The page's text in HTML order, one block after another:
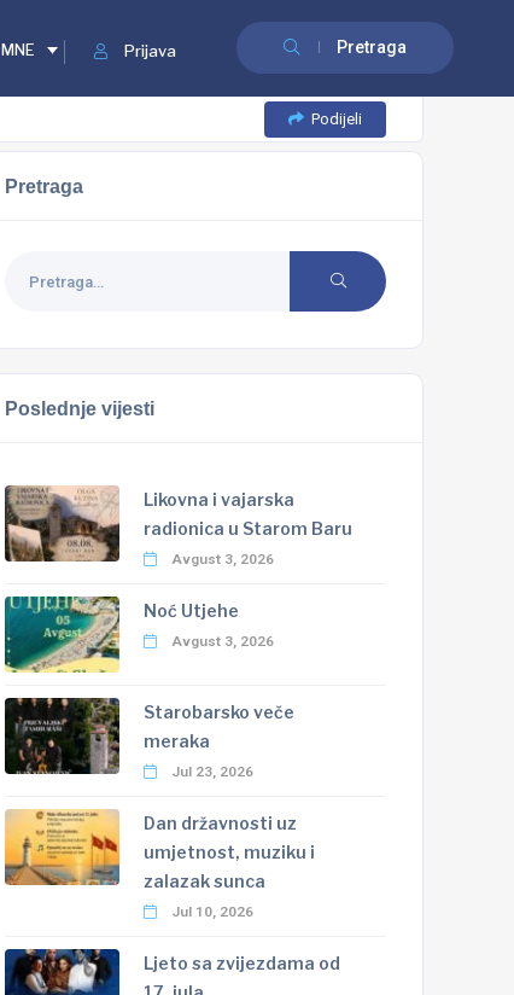
Pretraga
Prijava
MNE
Podijeli
Pretraga
Poslednje vijesti
Likovna i vajarska
radionica u Starom Baru
Avgust 3, 2026
Noć Utjehe
Avgust 3, 2026
Starobarsko veče
meraka
Jul 23, 2026
Dan državnosti uz
umjetnost, muziku i
zalazak sunca
Jul 10, 2026
Ljeto sa zvijezdama od